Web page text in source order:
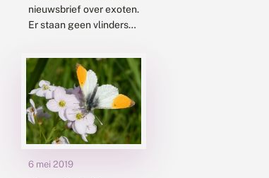
nieuwsbrief over exoten.
Er staan geen vlinders
interessante bijdragen
over Amerikaanse
vlotvaren, casarca,
kameleongrondel,
houtsnipperpaddenstoelen,...
6 mei 2019